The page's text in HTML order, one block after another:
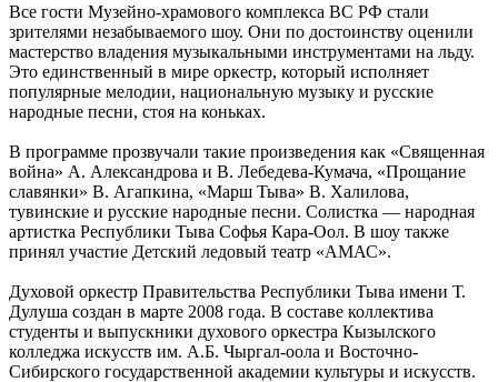
Все гости Музейно-храмового комплекса ВС РФ стали
зрителями незабываемого шоу. Они по достоинству оценили
мастерство владения музыкальными инструментами на льду.
Это единственный в мире оркестр, который исполняет
популярные мелодии, национальную музыку и русские
народные песни, стоя на коньках.
В программе прозвучали такие произведения как «Священная
война» А. Александрова и В. Лебедева-Кумача, «Прощание
славянки» В. Агапкина, «Марш Тыва» В. Халилова,
тувинские и русские народные песни. Солистка — народная
артистка Республики Тыва Софья Кара-Оол. В шоу также
принял участие Детский ледовый театр «АМАС».
Духовой оркестр Правительства Республики Тыва имени Т.
Дулуша создан в марте 2008 года. В составе коллектива
студенты и выпускники духового оркестра Кызылского
колледжа искусств им. А.Б. Чыргал-оола и Восточно-
Сибирского государственной академии культуры и искусств.